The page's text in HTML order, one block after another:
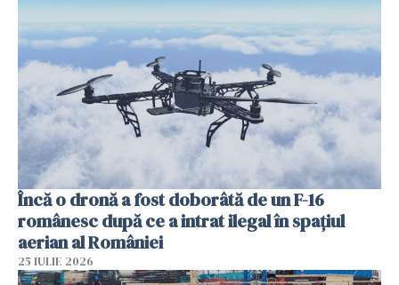
Încă o dronă a fost doborâtă de un F-16
românesc după ce a intrat ilegal în spațiul
aerian al României
25 IULIE 2026